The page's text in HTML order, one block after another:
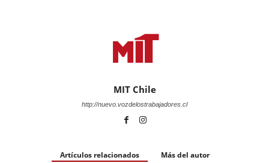
MIT Chile
http://nuevo.vozdelostrabajadores.cl
Artículos relacionados Más del autor